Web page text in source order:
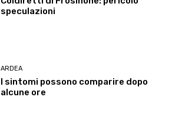
speculazioni
ARDEA
I sintomi possono comparire dopo
alcune ore